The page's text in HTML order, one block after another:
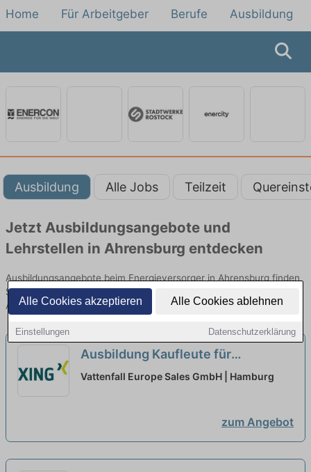
Alle Cookies akzeptieren Alle Cookies ablehnen
Einstellungen Datenschutzerklärung
Home Für Arbeitgeber Berufe Ausbildung
Ausbildung Alle Jobs Teilzeit
Jetzt Ausbildungsangebote und
Lehrstellen in Ahrensburg entdecken
Ausbildungsangebote beim Energieversorger in Ahrensburg finden
Sie von namhaften Firmen. Entdecken Sie freie Optionen von Top-
Arbeitgebern und bewerben Sie sich noch heute.
Ausbildung Kaufleute für
Digitalisierungsmanagement 2027
Vattenfall Europe Sales GmbH | Hamburg
zum Angebot